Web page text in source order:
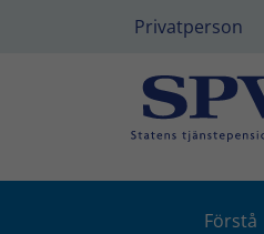
Privatperson
Förstå